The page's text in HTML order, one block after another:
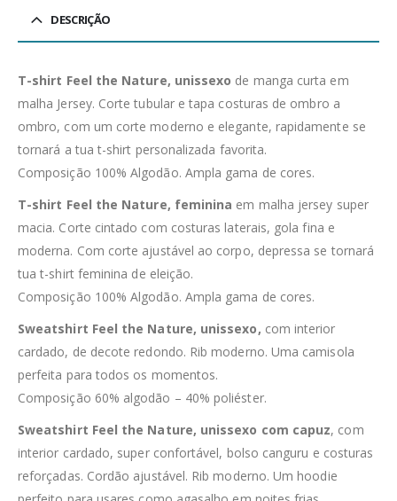
DESCRIÇÃO
T-shirt Feel the Nature, unissexo de manga curta em
malha Jersey. Corte tubular e tapa costuras de ombro a
ombro, com um corte moderno e elegante, rapidamente se
tornará a tua t-shirt personalizada favorita.
Composição 100% Algodão. Ampla gama de cores.
T-shirt Feel the Nature, feminina em malha jersey super
macia. Corte cintado com costuras laterais, gola fina e
moderna. Com corte ajustável ao corpo, depressa se tornará
tua t-shirt feminina de eleição.
Composição 100% Algodão. Ampla gama de cores.
Sweatshirt Feel the Nature, unissexo, com interior
cardado, de decote redondo. Rib moderno. Uma camisola
perfeita para todos os momentos.
Composição 60% algodão – 40% poliéster.
Sweatshirt Feel the Nature, unissexo com capuz, com
interior cardado, super confortável, bolso canguru e costuras
reforçadas. Cordão ajustável. Rib moderno. Um hoodie